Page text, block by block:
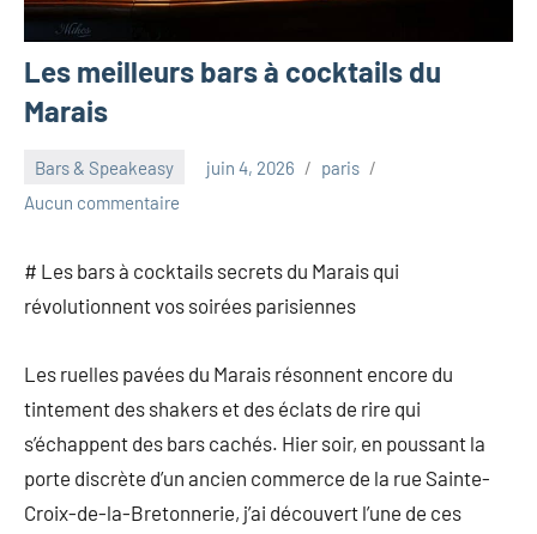
Les meilleurs bars à cocktails du
Marais
Bars & Speakeasy juin 4, 2026
paris
Aucun commentaire
# Les bars à cocktails secrets du Marais qui
révolutionnent vos soirées parisiennes
Les ruelles pavées du Marais résonnent encore du
tintement des shakers et des éclats de rire qui
s’échappent des bars cachés. Hier soir, en poussant la
porte discrète d’un ancien commerce de la rue Sainte-
Croix-de-la-Bretonnerie, j’ai découvert l’une de ces